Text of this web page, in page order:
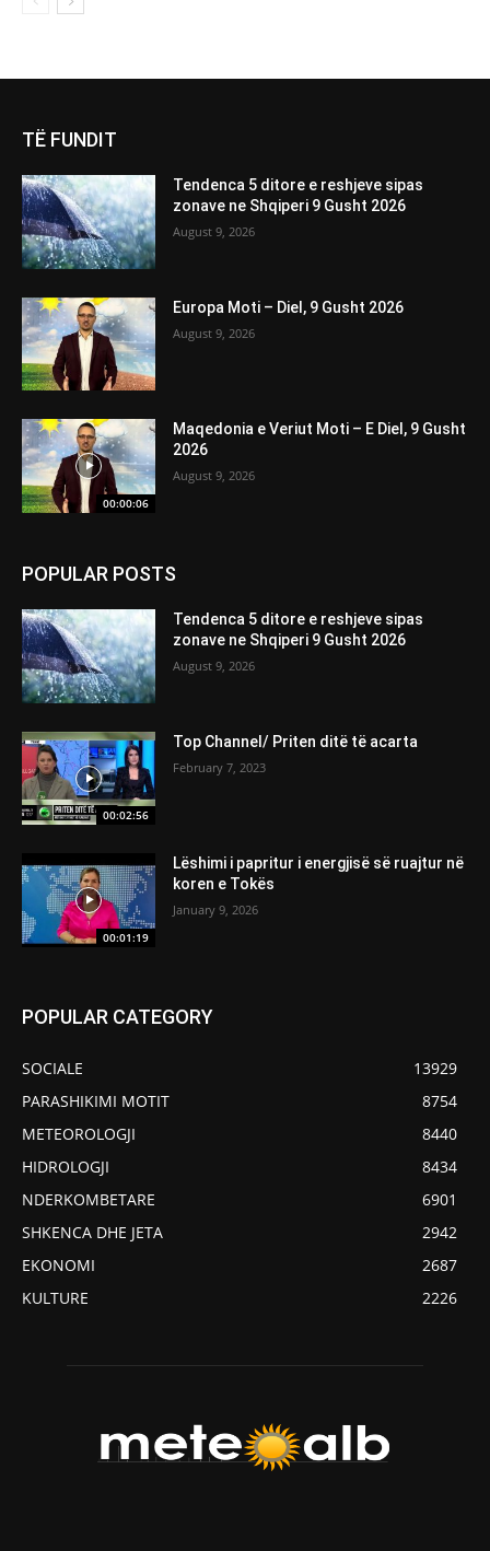
TË FUNDIT
Tendenca 5 ditore e reshjeve sipas
zonave ne Shqiperi 9 Gusht 2026
August 9, 2026
Europa Moti – Diel, 9 Gusht 2026
August 9, 2026
00:00:06
Maqedonia e Veriut Moti – E Diel, 9 Gusht
2026
August 9, 2026
POPULAR POSTS
Tendenca 5 ditore e reshjeve sipas
zonave ne Shqiperi 9 Gusht 2026
August 9, 2026
00:02:56
Top Channel/ Priten ditë të acarta
February 7, 2023
00:01:19
Lëshimi i papritur i energjisë së ruajtur në
koren e Tokës
January 9, 2026
POPULAR CATEGORY
SOCIALE
13929
PARASHIKIMI MOTIT
8754
METEOROLOGJI
8440
HIDROLOGJI
8434
NDERKOMBETARE
6901
SHKENCA DHE JETA
2942
EKONOMI
2687
KULTURE
2226